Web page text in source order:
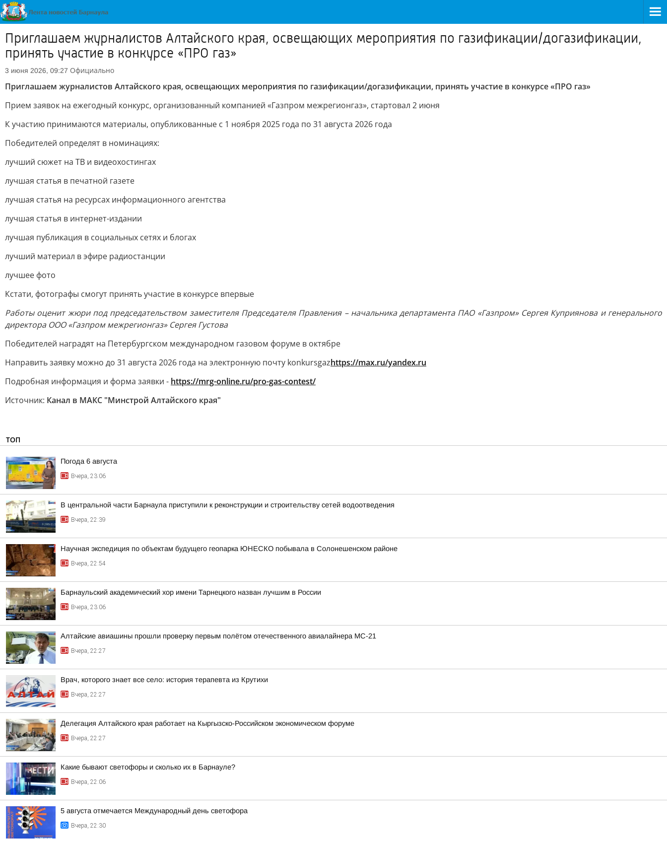
Приглашаем журналистов Алтайского края, освещающих мероприятия по газификации/догазификации,
принять участие в конкурсе «ПРО газ»
3 июня 2026, 09:27 Официально
Приглашаем журналистов Алтайского края, освещающих мероприятия по газификации/догазификации, принять участие в конкурсе «ПРО газ»
Прием заявок на ежегодный конкурс, организованный компанией «Газпром межрегионгаз», стартовал 2 июня
К участию принимаются материалы, опубликованные с 1 ноября 2025 года по 31 августа 2026 года
Победителей определят в номинациях:
лучший сюжет на ТВ и видеохостингах
лучшая статья в печатной газете
лучшая статья на ресурсах информационного агентства
лучшая статья в интернет-издании
лучшая публикация в социальных сетях и блогах
лучший материал в эфире радиостанции
лучшее фото
Кстати, фотографы смогут принять участие в конкурсе впервые
Работы оценит жюри под председательством заместителя Председателя Правления – начальника департамента ПАО «Газпром» Сергея Куприянова и генерального
директора ООО «Газпром межрегионгаз» Сергея Густова
Победителей наградят на Петербургском международном газовом форуме в октябре
Направить заявку можно до 31 августа 2026 года на электронную почту konkursgazhttps://max.ru/yandex.ru
Подробная информация и форма заявки - https://mrg-online.ru/pro-gas-contest/
Источник: Канал в МАКС "Минстрой Алтайского края"
ТОП
Погода 6 августа
Вчера, 23:06
В центральной части Барнаула приступили к реконструкции и строительству сетей водоотведения
Вчера, 22:39
Научная экспедиция по объектам будущего геопарка ЮНЕСКО побывала в Солонешенском районе
Вчера, 22:54
Барнаульский академический хор имени Тарнецкого назван лучшим в России
Вчера, 23:06
Алтайские авиашины прошли проверку первым полётом отечественного авиалайнера МС-21
Вчера, 22:27
Врач, которого знает все село: история терапевта из Крутихи
Вчера, 22:27
Делегация Алтайского края работает на Кыргызско-Российском экономическом форуме
Вчера, 22:27
Какие бывают светофоры и сколько их в Барнауле?
Вчера, 22:06
5 августа отмечается Международный день светофора
Вчера, 22:30